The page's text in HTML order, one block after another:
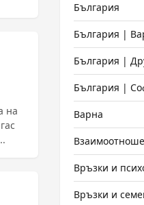
на
България
България |
България |
България |
Варна
Връзки и
Връзки и